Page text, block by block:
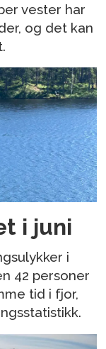
vester har
og det kan
i juni
i
42 personer
tid i fjor,